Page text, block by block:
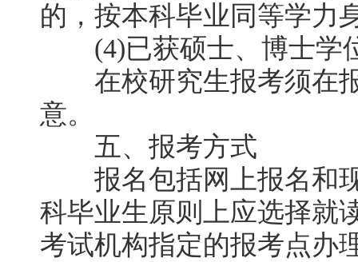
的，按本科毕业同等学力
(4)已获硕士、博士学
在校研究生报考须在报
意。
五、报考方式
报名包括网上报名和现
科毕业生原则上应选择就
考试机构指定的报考点办